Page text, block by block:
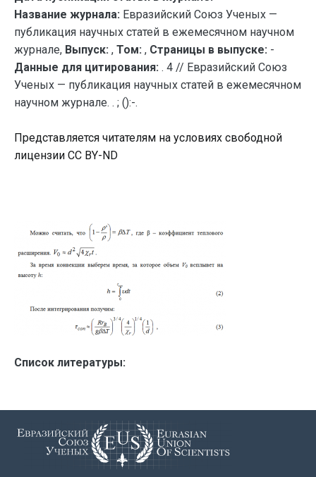
Название журнала: Евразийский Союз Ученых —
публикация научных статей в ежемесячном научном
журнале, Выпуск: , Том: , Страницы в выпуске: -
Данные для цитирования: . 4 // Евразийский Союз
Ученых — публикация научных статей в ежемесячном
научном журнале. . ; ():-.
Представляется читателям на условиях свободной
лицензии CC BY-ND
Список литературы: